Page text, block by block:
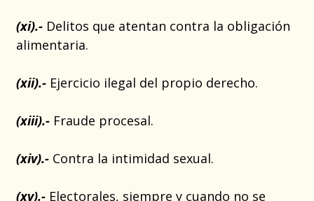
(xi).- Delitos que atentan contra la obligación
alimentaria.
(xii).- Ejercicio ilegal del propio derecho.
(xiii).- Fraude procesal.
(xiv).- Contra la intimidad sexual.
(xv).- Electorales, siempre y cuando no se